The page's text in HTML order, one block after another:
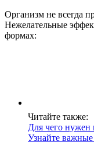
Организм не всегда
Нежелательные
формах:
Читайте также:
Для чего нужен
Узнайте